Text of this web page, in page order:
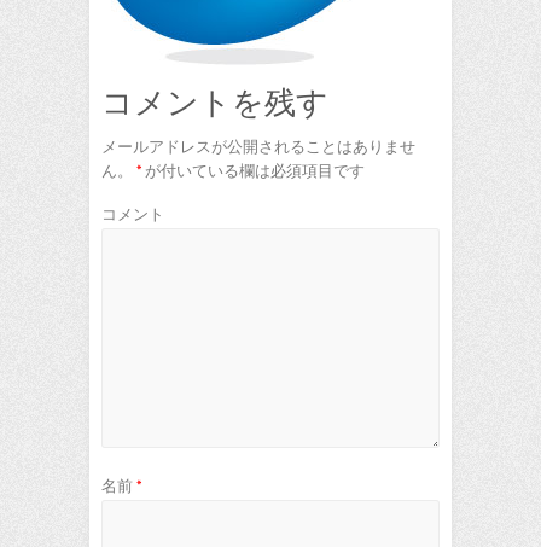
コメントを残す
メールアドレスが公開されることはありませ
ん。
* が付いている欄は必須項目です
コメント
名前*